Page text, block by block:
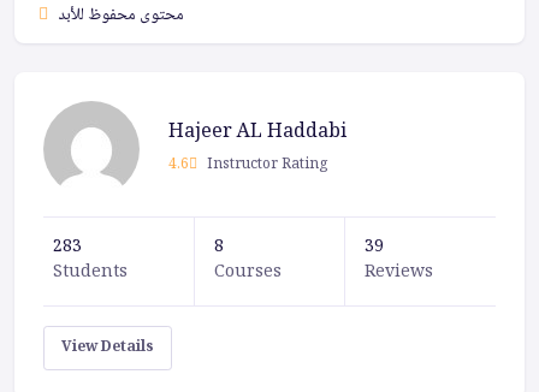
محتوى محفوظ للأبد
Hajeer AL Haddabi
4.6 Instructor Rating
283
Students
8
Courses
39
Reviews
View Details